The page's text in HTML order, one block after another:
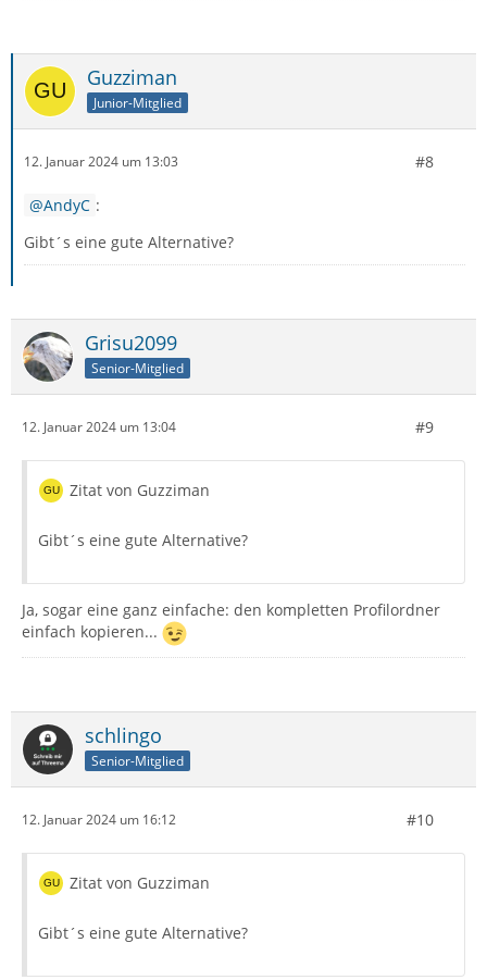
Guzziman
Junior-Mitglied
12. Januar 2024 um 13:03 #8
AndyC :
Gibt´s eine gute Alternative?
Grisu2099
Senior-Mitglied
12. Januar 2024 um 13:04 #9
Zitat von Guzziman
Gibt´s eine gute Alternative?
Ja, sogar eine ganz einfache: den kompletten Profilordner
einfach kopieren...
schlingo
Senior-Mitglied
12. Januar 2024 um 16:12 #10
Zitat von Guzziman
Gibt´s eine gute Alternative?